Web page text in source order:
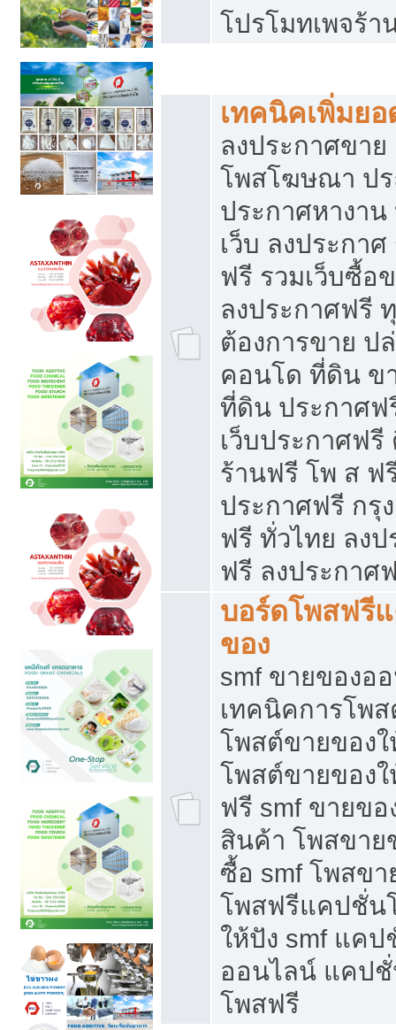
โปรโมทเพจร้า
เทคนิคเพิ่มย
ลงประกาศขา
โพสโฆษณา ป
ประกาศหางา
เว็บ ลงประกา
ฟรี รวมเว็บซื้อ
ลงประกาศฟรี
ต้องการขาย ป
คอนโด ที่ดิน ข
ที่ดิน ประกาศฟ
เว็บประกาศฟ
ร้านฟรี โพ ส ฟ
ประกาศฟรี กรุ
ฟรี ทั่วไทย ลง
ฟรี ลงประกาศ
บอร์ดโพสฟรี
ของ
smf ขายของอ
เทคนิคการโพ
โพสต์ขายของ
โพสต์ขายของ
ฟรี smf ขายข
สินค้า โพสขาย
ซื้อ smf โพสข
โพสฟรีแคปชั่น
ให้ปัง smf แค
ออนไลน์ แคป
โพสฟรี